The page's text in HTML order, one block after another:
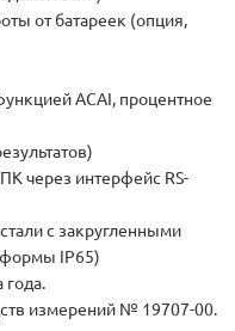
от батареек (опция,
ACAI, процентное
через интерфейс RS-
с закругленными
IP65)
года.
измерений № 19707-00.